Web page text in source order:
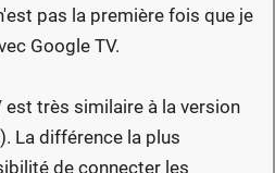
pas la première fois que je
Google TV.
est très similaire à la version
La différence la plus
de connecter les